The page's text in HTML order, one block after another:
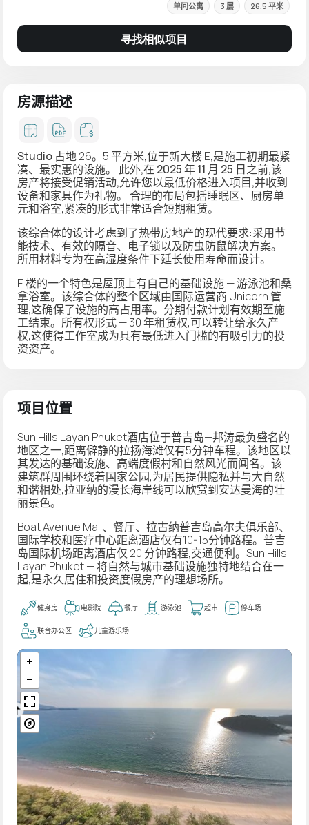
单间公寓 3 层 26.5 平米
寻找相似项目
房源描述
Studio 占地 26。5 平方米,位于新大楼 E,是施工初期最紧
凑、最实惠的设施。 此外,在 2025 年 11 月 25 日之前,该
房产将接受促销活动,允许您以最低价格进入项目,并收到
设备和家具作为礼物。 合理的布局包括睡眠区、厨房单
元和浴室,紧凑的形式非常适合短期租赁。
该综合体的设计考虑到了热带房地产的现代要求:采用节
能技术、有效的隔音、电子锁以及防虫防鼠解决方案。
所用材料专为在高湿度条件下延长使用寿命而设计。
E 楼的一个特色是屋顶上有自己的基础设施 — 游泳池和桑
拿浴室。该综合体的整个区域由国际运营商 Unicorn 管
理,这确保了设施的高占用率。分期付款计划有效期至施
工结束。所有权形式 — 30 年租赁权,可以转让给永久产
权,这使得工作室成为具有最低进入门槛的有吸引力的投
资资产。
项目位置
Sun Hills Layan Phuket酒店位于普吉岛—邦涛最负盛名的
地区之一,距离僻静的拉扬海滩仅有5分钟车程。该地区以
其发达的基础设施、高端度假村和自然风光而闻名。该
建筑群周围环绕着国家公园,为居民提供隐私并与大自然
和谐相处,拉亚纳的漫长海岸线可以欣赏到安达曼海的壮
丽景色。
Boat Avenue Mall、餐厅、拉古纳普吉岛高尔夫俱乐部、
国际学校和医疗中心距离酒店仅有10-15分钟路程。普吉
岛国际机场距离酒店仅 20 分钟路程,交通便利。Sun Hills
Layan Phuket — 将自然与城市基础设施独特地结合在一
起,是永久居住和投资度假房产的理想场所。
健身房 电影院 餐厅 游泳池 超市 停车场
联合办公区 儿童游乐场